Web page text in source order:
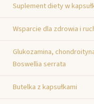
Suplement diety w
Wsparcie dla zdrowia i
Glukozamina,
Boswellia serrata
Butelka z kapsułkami